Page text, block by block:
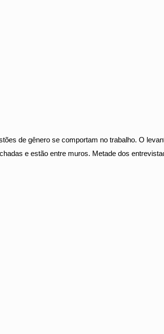
de gênero se comportam no trabalho. O
e estão entre muros. Metade dos